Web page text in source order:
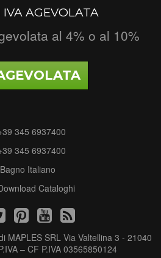
IVA AGEVOLATA
al 4% o al 10%
345 6937400
345 6937400
Bagno Italiano
Cataloghi
MAPLES SRL Via Valtellina 3 - 21040
– CF P.IVA 03565850124